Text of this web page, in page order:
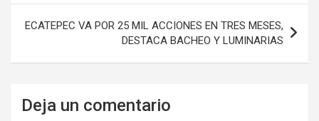
ECATEPEC VA POR 25 MIL ACCIONES EN TRES MESES,
DESTACA BACHEO Y LUMINARIAS
Deja un comentario